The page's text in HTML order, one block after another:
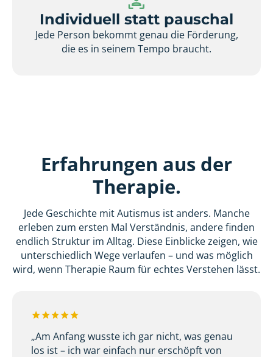
Individuell statt pauschal
Jede Person bekommt genau die Förderung,
die es in seinem Tempo braucht.
Erfahrungen aus der
Therapie.
Jede Geschichte mit Autismus ist anders. Manche
erleben zum ersten Mal Verständnis, andere finden
endlich Struktur im Alltag. Diese Einblicke zeigen, wie
unterschiedlich Wege verlaufen – und was möglich
wird, wenn Therapie Raum für echtes Verstehen lässt.
„Am Anfang wusste ich gar nicht, was genau
los ist – ich war einfach nur erschöpft von